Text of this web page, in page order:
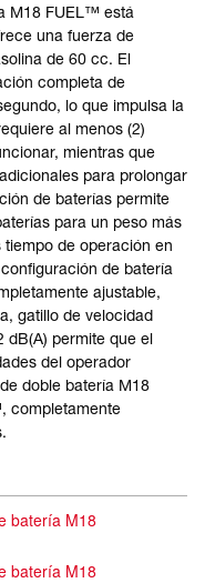
M18 FUEL™ está
una fuerza de
de 60 cc. El
completa de
lo que impulsa la
al menos (2)
mientras que
para prolongar
de baterías permite
para un peso más
de operación en
de batería
ajustable,
gatillo de velocidad
dB(A) permite que el
del operador
doble batería M18
completamente
batería M18
batería M18